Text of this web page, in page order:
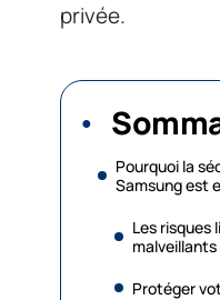
privée.
Pourquoi la
Samsung est
Les risques
malveillants
Protéger